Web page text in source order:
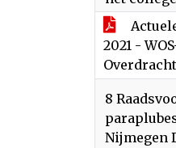
2021 -
8
Nijmegen